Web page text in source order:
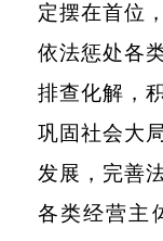
定摆在首位
依法惩处各
排查化解，
巩固社会大
发展，完善
各类经营主